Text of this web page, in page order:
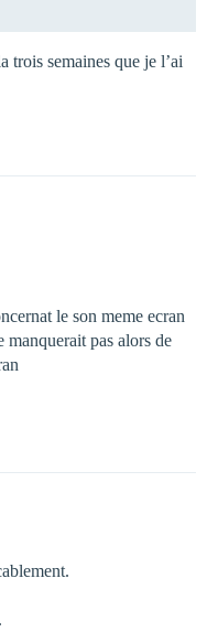
trois semaines que je l’ai
le son meme ecran
manquerait pas alors de